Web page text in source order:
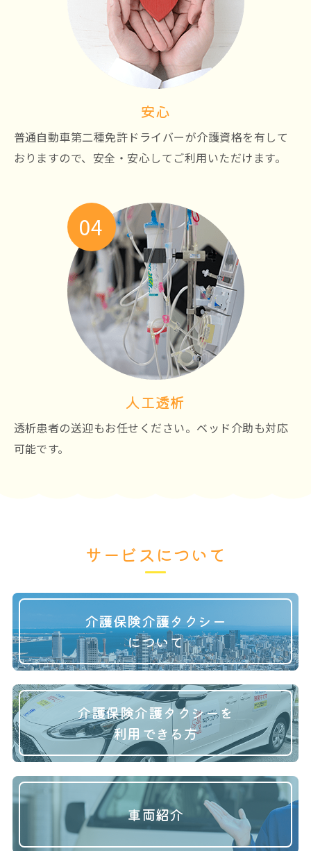
安心
普通自動車第二種免許ドライバーが介護資格を有して
おりますので、安全・安心してご利用いただけます。
04
人工透析
透析患者の送迎もお任せください。ベッド介助も対応
可能です。
サービスについて
介護保険介護タクシー
について
介護保険介護タクシーを
利用できる方
車両紹介